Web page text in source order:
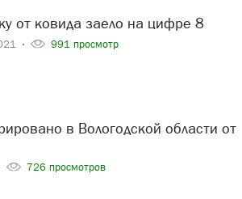
от ковида заело на цифре 8
991 просмотр
726 просмотров